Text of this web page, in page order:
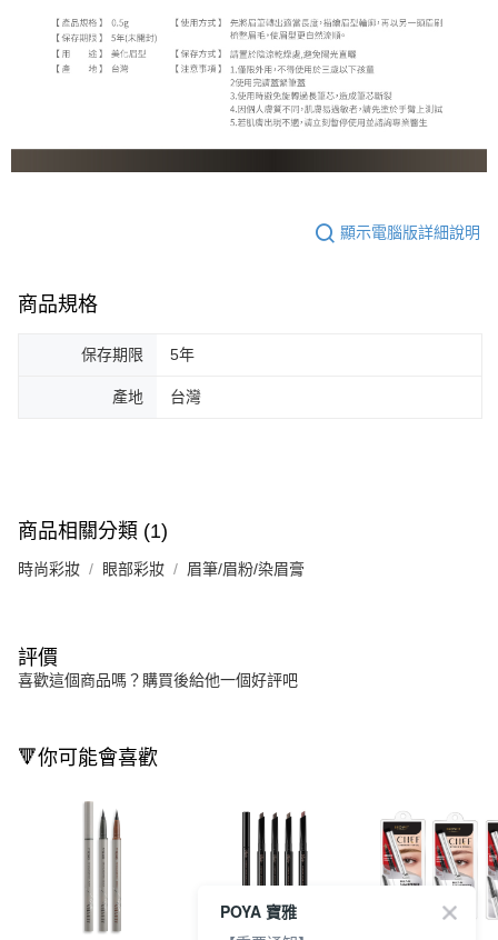
顯示電腦版詳細說明
商品規格
保存期限 5年
產地 台灣
商品相關分類 (1)
時尚彩妝 眼部彩妝 眉筆/眉粉/染眉膏
評價
喜歡這個商品嗎？購買後給他一個好評吧
🔻你可能會喜歡
POYA 寶雅